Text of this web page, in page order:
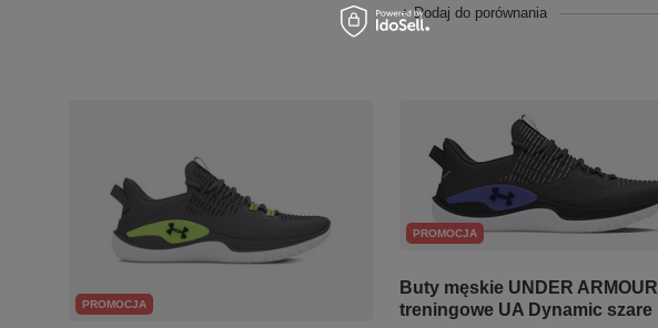
+ Dodaj do porównania
PROMOCJA
PROMOCJA
Buty męskie UNDER ARMOUR
treningowe UA Dynamic szare